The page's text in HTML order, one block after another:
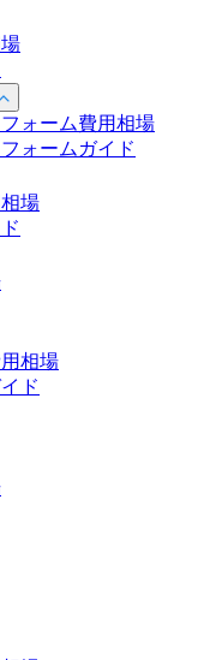
ォーム費用相場
ォームガイド
場
相場
ド